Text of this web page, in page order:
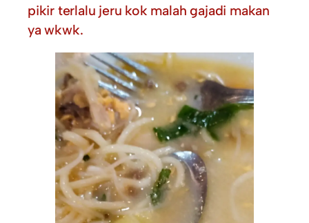
pikir terlalu jeru kok malah gajadi makan
ya wkwk.